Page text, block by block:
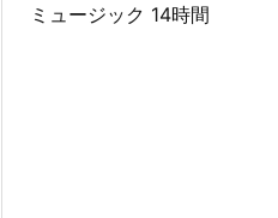
ミュージック 14時間